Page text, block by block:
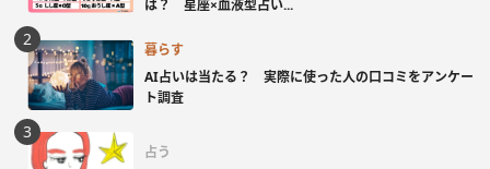
は？ 星座×血液型占い...
暮らす
AI占いは当たる？ 実際に使った人の口コミをアンケー
ト調査
占う